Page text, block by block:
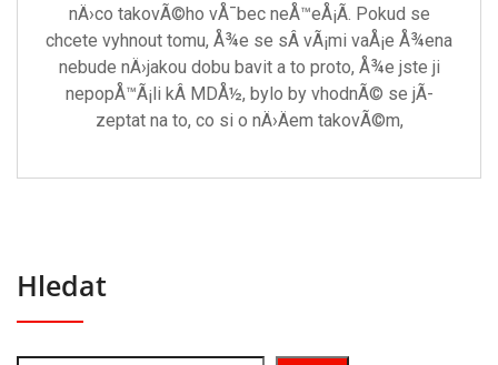
nÄ›co takovÃ©ho vÅ¯bec neÅ™eÅ¡Ã­. Pokud se
chcete vyhnout tomu, Å¾e se sÂ vÃ¡mi vaÅ¡e Å¾ena
nebude nÄ›jakou dobu bavit a to proto, Å¾e jste ji
nepopÅ™Ã¡li kÂ MDÅ½, bylo by vhodnÃ© se jÃ­
zeptat na to, co si o nÄ›Äem takovÃ©m,
Hledat